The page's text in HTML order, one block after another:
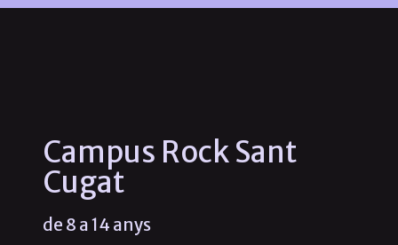
Campus Rock Sant
Cugat
de 8 a 14 anys